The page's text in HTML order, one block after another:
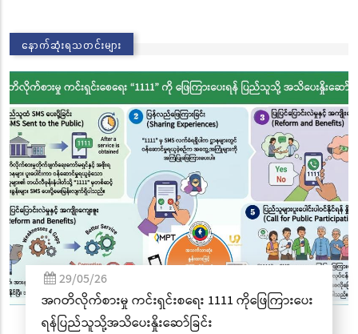
နောက်ဆုံးရသတင်းများ
းစရေး 1111 ကိုဖြေကြားပေး
ဆော်ခြင်း
လွိုင်ကော်မြို့၊ သမိုင်
စေတီတော် လုံးတေ
ခြင်းအောင်ပွဲနှင့် (၃
ဘုံကထိန် အလှူတော်မ